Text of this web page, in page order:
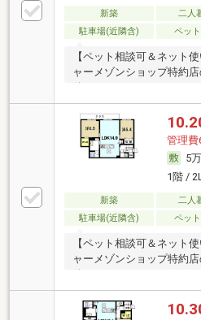
新築 二人
駐車場(近隣含)
ペッ
【ペット相談可＆ネット
ャーメゾンショップ特約
管理費
5
1階 /
新築 二人
駐車場(近隣含)
ペッ
【ペット相談可＆ネット
ャーメゾンショップ特約
件！